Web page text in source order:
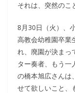
それは、突然のこ
8月30日（火）、
高教会幼稚園卒業
れ、廃園が決まっ
ター奏者、もう一
の橋本旭広さんは
せて欲しいこと、